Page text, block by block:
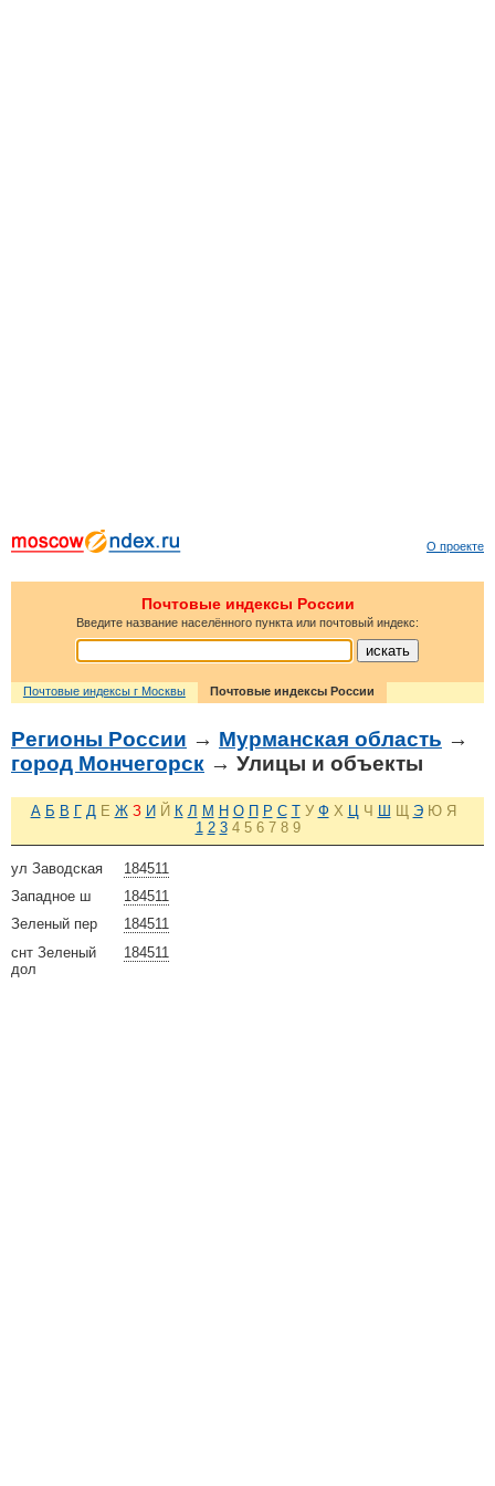
О проекте
Почтовые индексы России
Введите название населённого пункта или почтовый индекс:
Почтовые индексы г Москвы Почтовые индексы России
Регионы России → Мурманская область →
город Мончегорск → Улицы и объекты
А Б В Г Д Е Ж З И Й К Л М Н О П Р С Т У Ф Х Ц Ч Ш Щ Э Ю Я
1 2 3 4 5 6 7 8 9
184511
ул Заводская
184511
Западное ш
184511
Зеленый пер
184511
снт Зеленый
дол